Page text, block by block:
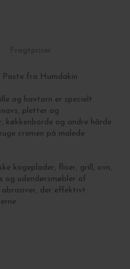
Paste fra Humdakin
og havtorn er specielt
pletter og
køkkenborde og andre hårde
cremen på malede
kogeplader, fliser, grill, ovn,
og udendørsmøbler af
abrasiver, der effektivt